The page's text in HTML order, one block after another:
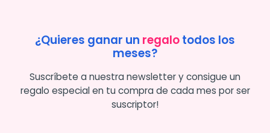
¿Quieres ganar un regalotodos los
meses?
Suscríbete a nuestra newsletter y consigue un
regalo especial en tu compra de cada mes por ser
suscriptor!